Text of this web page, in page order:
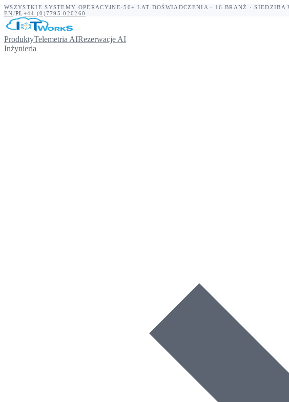
WSZYSTKIE SYSTEMY OPERACYJNE ·50+ LAT DOŚWIADCZENIA · 16 BRANŻ · SIEDZIBA
EN/PL +44 (0)7795 020260
ProduktyTelemetria AIRezerwacje AI
Inżynieria